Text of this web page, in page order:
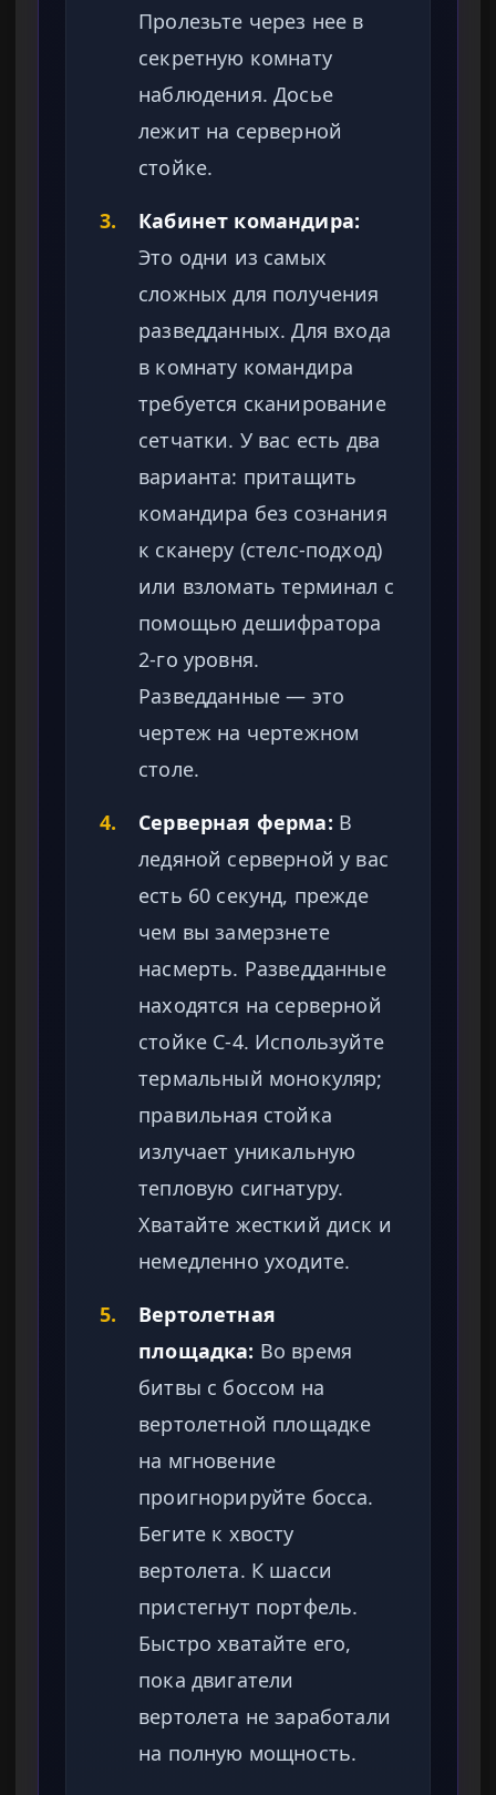
Пролезьте через нее в
секретную комнату
наблюдения. Досье
лежит на серверной
стойке.
3.
Кабинет командира:
Это одни из самых
сложных для получения
разведданных. Для входа
в комнату командира
требуется сканирование
сетчатки. У вас есть два
варианта: притащить
командира без сознания
к сканеру (стелс-подход)
или взломать терминал с
помощью дешифратора
2-го уровня.
Разведданные — это
чертеж на чертежном
столе.
4.
Серверная ферма: В
ледяной серверной у вас
есть 60 секунд, прежде
чем вы замерзнете
насмерть. Разведданные
находятся на серверной
стойке C-4. Используйте
термальный монокуляр;
правильная стойка
излучает уникальную
тепловую сигнатуру.
Хватайте жесткий диск и
немедленно уходите.
5.
Вертолетная
площадка: Во время
битвы с боссом на
вертолетной площадке
на мгновение
проигнорируйте босса.
Бегите к хвосту
вертолета. К шасси
пристегнут портфель.
Быстро хватайте его,
пока двигатели
вертолета не заработали
на полную мощность.